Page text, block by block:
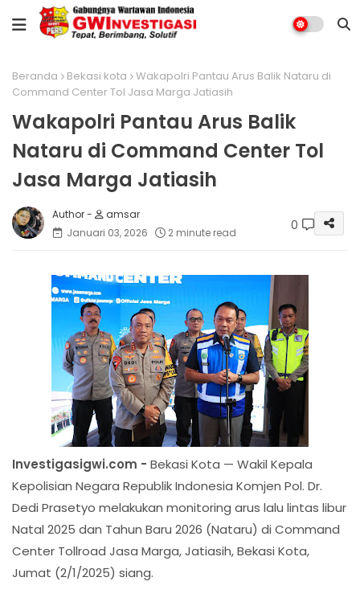
Beranda Bekasi kota
Wakapolri Pantau Arus Balik Nataru di
Command Center Tol Jasa Marga Jatiasih
Wakapolri Pantau Arus Balik
Nataru di Command Center Tol
Jasa Marga Jatiasih
amsar
Januari 03, 2026
2 minute read 0
Investigasigwi.com - Bekasi Kota — Wakil Kepala
Kepolisian Negara Republik Indonesia Komjen Pol. Dr.
Dedi Prasetyo melakukan monitoring arus lalu lintas libur
Natal 2025 dan Tahun Baru 2026 (Nataru) di Command
Center Tollroad Jasa Marga, Jatiasih, Bekasi Kota,
Jumat (2/1/2025) siang.